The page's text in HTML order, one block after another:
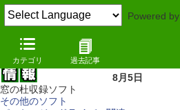
Powered by
カテゴリ 過去記事
8月5日
窓の杜収録ソフト
その他のソフト